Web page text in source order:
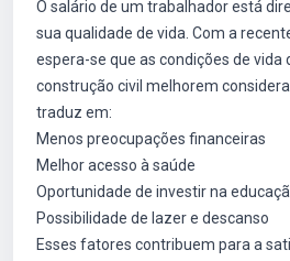
O salário de um trabalhador está
sua qualidade de vida. Com a
espera-se que as condições de vida
construção civil melhorem
traduz em:
Menos preocupações financeiras
Melhor acesso à saúde
Oportunidade de investir na
Possibilidade de lazer e descanso
Esses fatores contribuem para a